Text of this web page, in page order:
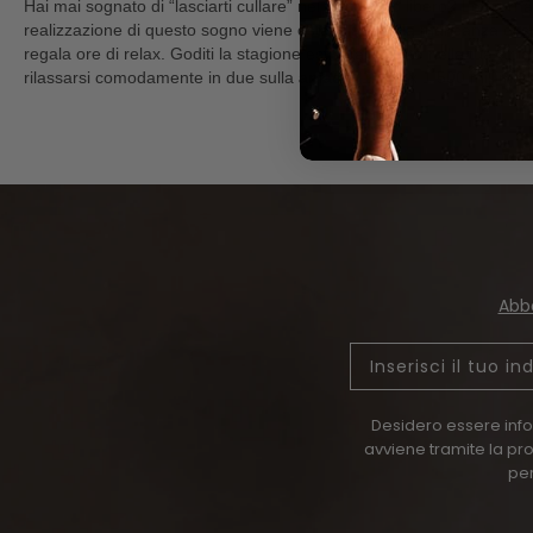
Hai mai sognato di “lasciarti cullare” nel tuo tempo libero? Le
realizzazione di questo sogno viene ostacolata dalla mancanza di
regala ore di relax. Goditi la stagione estiva all’aperto nella tua
rilassarsi comodamente in due sulla amaca(1.800 x 1.500
Desidero essere
avviene tramite la